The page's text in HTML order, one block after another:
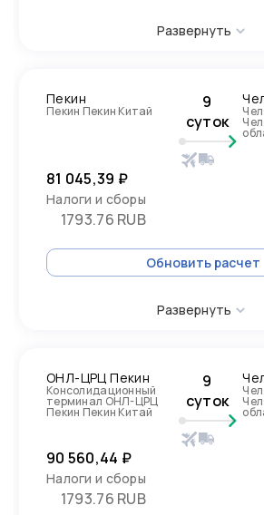
Развернуть
Пекин
Пекин Пекин Китай
9
суток
81 045,39 ₽
Налоги и сборы
1793.76 RUB
Обновить расчет
Развернуть
ОНЛ-ЦРЦ Пекин
Консолидационный
терминал ОНЛ-ЦРЦ
Пекин Пекин Китай
9
суток
90 560,44 ₽
Налоги и сборы
1793.76 RUB